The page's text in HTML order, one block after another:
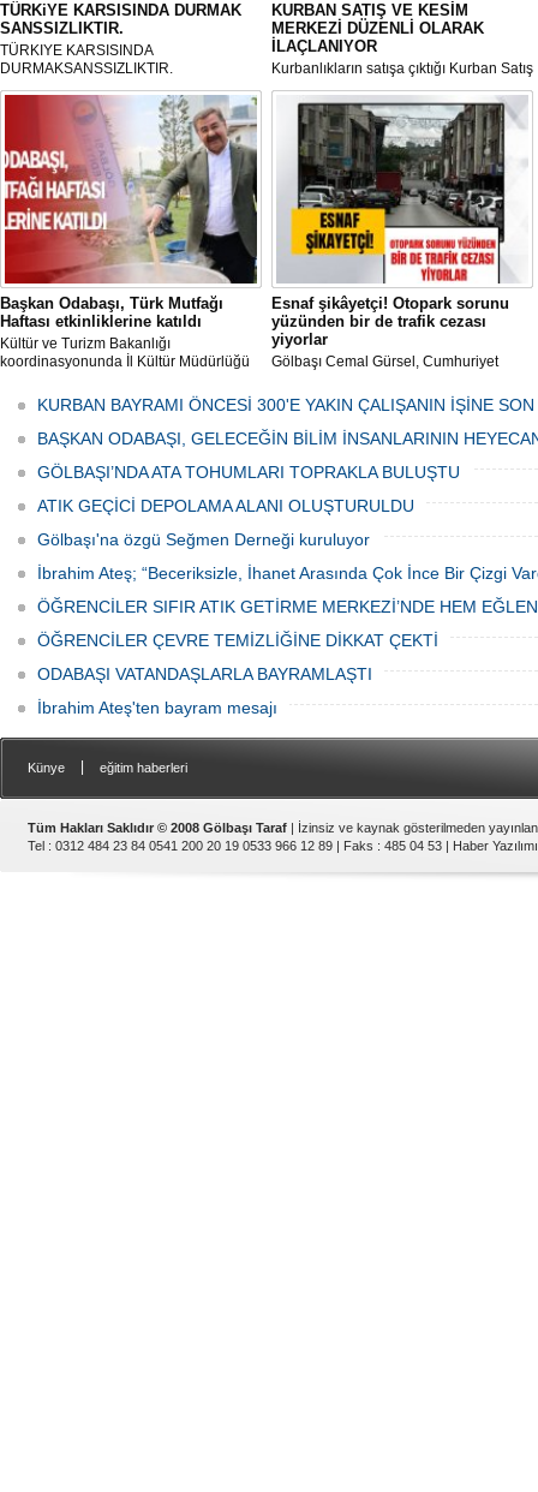
TÜRKiYE KARSISINDA DURMAK
SANSSIZLIKTIR.
TÜRKIYE KARSISINDA
DURMAKSANSSIZLIKTIR.
KURBAN SATIŞ VE KESİM
MERKEZİ DÜZENLİ OLARAK
İLAÇLANIYOR
Kurbanlıkların satışa çıktığı Kurban Satış
ve Kesim Merkezi, haşere ve
mikropların önüne geçilmesi amacıyla
her gün Gölbaşı Belediyesi ekipleri
tarafından düzenli olarak ilaçlanıyor.
Başkan Odabaşı, Türk Mutfağı
Haftası etkinliklerine katıldı
Kültür ve Turizm Bakanlığı
koordinasyonunda İl Kültür Müdürlüğü
Haftası" etkinlikleri Ankara'da devam
ediyor.
Esnaf şikâyetçi! Otopark sorunu
yüzünden bir de trafik cezası
yiyorlar
Gölbaşı Cemal Gürsel, Cumhuriyet
bulunan esnaf ve alışverişe gelen
vatandaşlar park cezaları yüzünden
canından bezdi.
KURBAN BAYRAMI ÖNCESİ 300'E YAKIN ÇALIŞANIN İŞİNE
BAŞKAN ODABAŞI, GELECEĞİN BİLİM İNSANLARININ
GÖLBAŞI’NDA ATA TOHUMLARI TOPRAKLA BULUŞTU
ATIK GEÇİCİ DEPOLAMA ALANI OLUŞTURULDU
Gölbaşı'na özgü Seğmen Derneği kuruluyor
İbrahim Ateş; “Beceriksizle, İhanet Arasında Çok İnce Bir Çizgi
ÖĞRENCİLER SIFIR ATIK GETİRME MERKEZİ’NDE HEM
ÖĞRENCİLER ÇEVRE TEMİZLİĞİNE DİKKAT ÇEKTİ
ODABAŞI VATANDAŞLARLA BAYRAMLAŞTI
İbrahim Ateş'ten bayram mesajı
Künye eğitim haberleri
Tüm Hakları Saklıdır © 2008 Gölbaşı Taraf | İzinsiz ve kaynak gösterilmeden
Tel : 0312 484 23 84 0541 200 20 19 0533 966 12 89 | Faks : 485 04 53 | Haber Yazılımı